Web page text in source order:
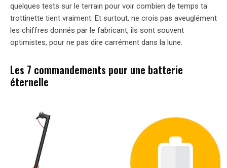
quelques tests sur le terrain pour voir combien de temps ta
trottinette tient vraiment. Et surtout, ne crois pas aveuglément
les chiffres donnés par le fabricant, ils sont souvent
optimistes, pour ne pas dire carrément dans la lune.
Les 7 commandements pour une batterie
éternelle